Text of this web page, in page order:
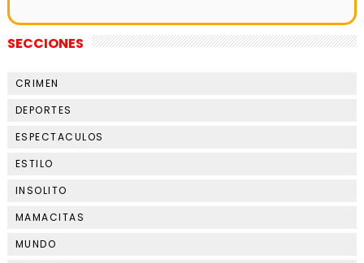
SECCIONES
CRIMEN
DEPORTES
ESPECTACULOS
ESTILO
INSOLITO
MAMACITAS
MUNDO